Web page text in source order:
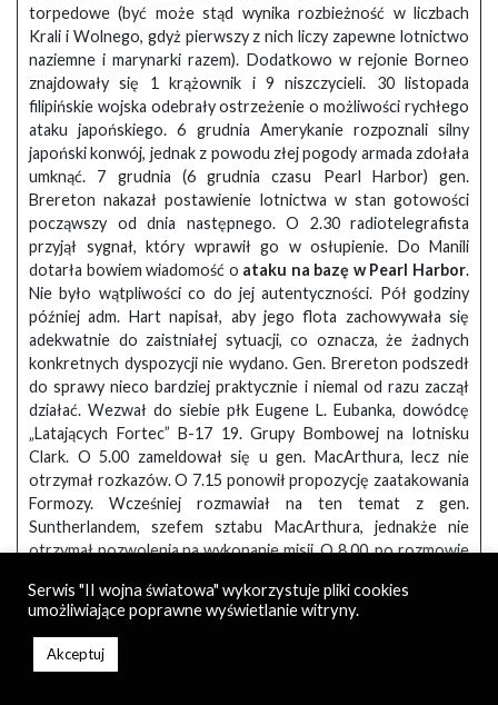
torpedowe (być może stąd wynika rozbieżność w liczbach
Krali i Wolnego, gdyż pierwszy z nich liczy zapewne lotnictwo
naziemne i marynarki razem). Dodatkowo w rejonie Borneo
znajdowały się 1 krążownik i 9 niszczycieli. 30 listopada
filipińskie wojska odebrały ostrzeżenie o możliwości rychłego
ataku japońskiego. 6 grudnia Amerykanie rozpoznali silny
japoński konwój, jednak z powodu złej pogody armada zdołała
umknąć. 7 grudnia (6 grudnia czasu Pearl Harbor) gen.
Brereton nakazał postawienie lotnictwa w stan gotowości
począwszy od dnia następnego. O 2.30 radiotelegrafista
przyjął sygnał, który wprawił go w osłupienie. Do Manili
dotarła bowiem wiadomość o ataku na bazę w Pearl Harbor.
Nie było wątpliwości co do jej autentyczności. Pół godziny
później adm. Hart napisał, aby jego flota zachowywała się
adekwatnie do zaistniałej sytuacji, co oznacza, że żadnych
konkretnych dyspozycji nie wydano. Gen. Brereton podszedł
do sprawy nieco bardziej praktycznie i niemal od razu zaczął
działać. Wezwał do siebie płk Eugene L. Eubanka, dowódcę
„Latających Fortec” B-17 19. Grupy Bombowej na lotnisku
Clark. O 5.00 zameldował się u gen. MacArthura, lecz nie
otrzymał rozkazów. O 7.15 ponowił propozycję zaatakowania
Formozy. Wcześniej rozmawiał na ten temat z gen.
Suntherlandem, szefem sztabu MacArthura, jednakże nie
otrzymał pozwolenia na wykonanie misji. O 8.00, po rozmowie
wyjście z kłopotliwej sytuacji, postanowił poderwać swoje
maszyny, aby te nie zostały zaskoczone na ziemi. Gdy wreszcie
otrzymał rozkaz bombardowania Formozy, zawrócił samoloty
na lotnisko, aby pobrać niezbędne do wyprawy wyposażenie i
Serwis "II wojna światowa" wykorzystuje pliki cookies
umożliwiające poprawne wyświetlanie witryny.
Akceptuj